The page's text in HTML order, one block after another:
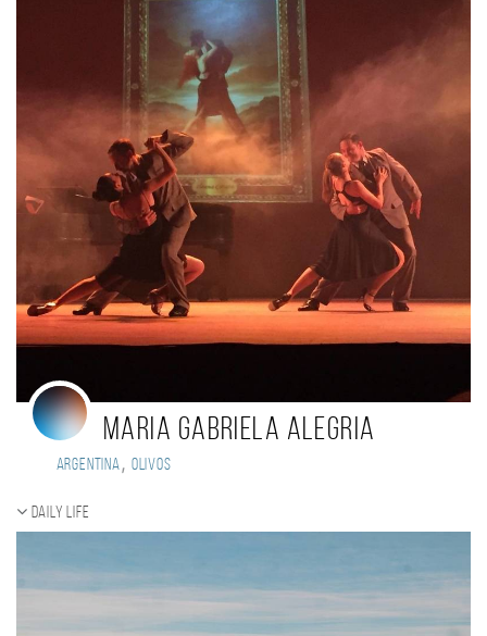
maria gabriela alegria
Argentina, Olivos
Daily Life